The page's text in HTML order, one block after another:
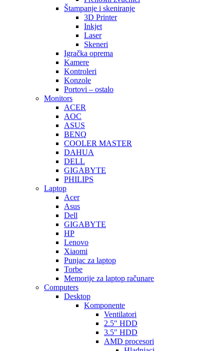
Štampanje i skeniranje
3D Printer
Inkjet
Laser
Skeneri
Igračka oprema
Kamere
Kontroleri
Konzole
Portovi – ostalo
Monitors
ACER
AOC
ASUS
BENQ
COOLER MASTER
DAHUA
DELL
GIGABYTE
PHILIPS
Laptop
Acer
Asus
Dell
GIGABYTE
HP
Lenovo
Xiaomi
Punjac za laptop
Torbe
Memorije za laptop računare
Computers
Desktop
Komponente
Ventilatori
2.5″ HDD
3.5″ HDD
AMD procesori